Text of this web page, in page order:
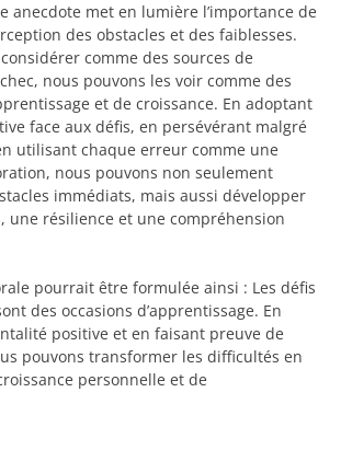
anecdote met en lumière l’importance de
des obstacles et des faiblesses.
comme des sources de
nous pouvons les voir comme des
et de croissance. En adoptant
face aux défis, en persévérant malgré
utilisant chaque erreur comme une
nous pouvons non seulement
immédiats, mais aussi développer
une résilience et une compréhension
pourrait être formulée ainsi : Les défis
des occasions d’apprentissage. En
positive et en faisant preuve de
pouvons transformer les difficultés en
personnelle et de